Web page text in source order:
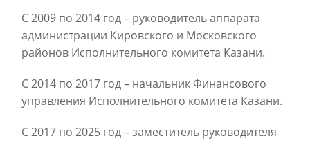
С 2009 по 2014 год – руководитель аппарата
администрации Кировского и Московского
районов Исполнительного комитета Казани.
С 2014 по 2017 год – начальник Финансового
управления Исполнительного комитета Казани.
С 2017 по 2025 год – заместитель руководителя